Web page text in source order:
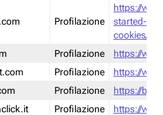
Profilazione
https://
started-
cookies/
Profilazione
https://
Profilazione
https://
Profilazione
https://
Profilazione https://